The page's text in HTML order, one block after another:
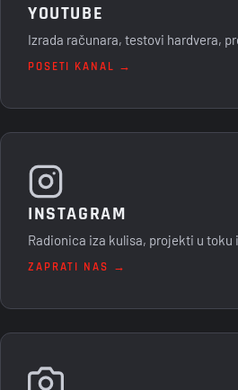
YOUTUBE
Izrada računara, testovi hardvera,
POSETI KANAL →
INSTAGRAM
Radionica iza kulisa, projekti u toku
ZAPRATI NAS →